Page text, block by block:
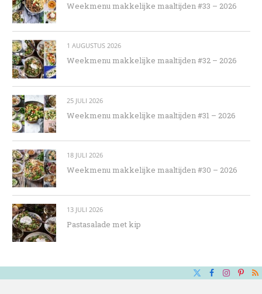
Weekmenu makkelijke maaltijden #33 – 2026
1 AUGUSTUS 2026
Weekmenu makkelijke maaltijden #32 – 2026
25 JULI 2026
Weekmenu makkelijke maaltijden #31 – 2026
18 JULI 2026
Weekmenu makkelijke maaltijden #30 – 2026
13 JULI 2026
Pastasalade met kip
X
Facebook